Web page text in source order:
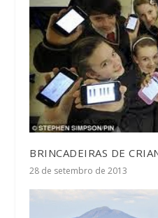
BRINCADEIRAS DE
28 de setembro de 2013